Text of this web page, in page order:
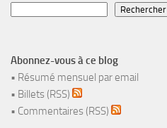
Rechercher
Abonnez-vous à ce blog
• Résumé mensuel par email
• Billets (RSS)
• Commentaires (RSS)